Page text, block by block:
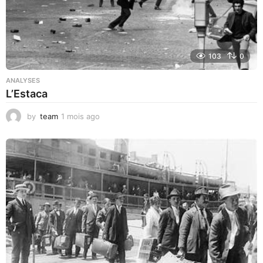
103 0
ANALYSES
L’Estaca
by team 1 mois ago
i
s
a
o